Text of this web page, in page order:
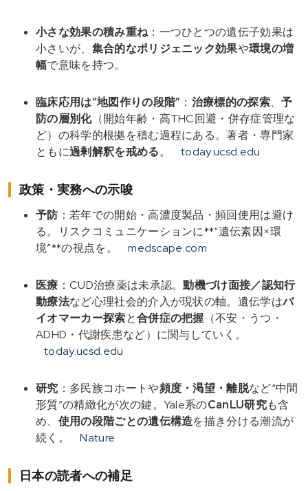
小さな効果の積み重ね：一つひとつの遺伝子効果は
小さいが、 集合的なポリジェニック効果や環境の増
幅で意味を持つ。
臨床応用は“地図作りの段階” ： 治療標的の探索、予
防の層別化（開始年齢・高THC回避・併存症管理な
ど）の科学的根拠を積む過程にある。著者・専門家
ともに過剰解釈を戒める。 today.ucsd.edu
政策・実務への示唆
予防 ：若年での開始・高濃度製品・頻回使用は避け
る。リスクコミュニケーションに**“遺伝素因×環
境”**の視点を。
medscape.com
医療 ：CUD治療薬は未承認。動機づけ面接／認知行
動療法など心理社会的介入が現状の軸。遺伝学はバ
イオマーカー探索と合併症の把握 （不安・うつ・
ADHD・代謝疾患など）に関与していく。
today.ucsd.edu
研究 ：多民族コホートや頻度・渇望・離脱など“中間
形質”の精緻化が次の鍵。Yale系のCanLU研究も含
め、 使用の段階ごとの遺伝構造を描き分ける潮流が
続く。
Nature
日本の読者への補足